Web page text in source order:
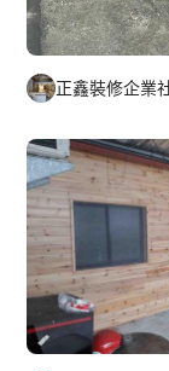
正鑫裝修企業